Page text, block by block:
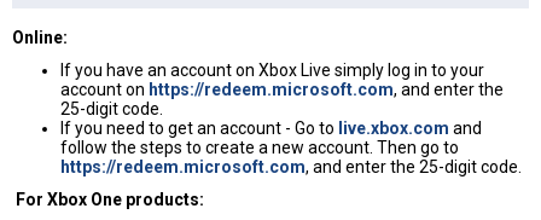
Online:
If you have an account on Xbox Live simply log in to your
account on https://redeem.microsoft.com, and enter the
25-digit code.
If you need to get an account - Go to live.xbox.com and
follow the steps to create a new account. Then go to
https://redeem.microsoft.com, and enter the 25-digit code.
For Xbox One products: